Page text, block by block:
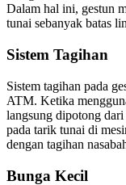
Dalam hal ini, gestun
tunai sebanyak batas
Sistem Tagihan
Sistem tagihan pada
ATM. Ketika
langsung dipotong
pada tarik tunai di
dengan tagihan
Bunga Kecil